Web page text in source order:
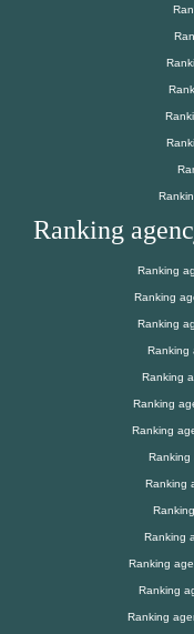
Ranking
Ranking
Ranking
Ranking
Ranking
Ranking
Ranking
Ranking
Ranking
Ranking
Ranking
Ranking
Ranking
Ranking